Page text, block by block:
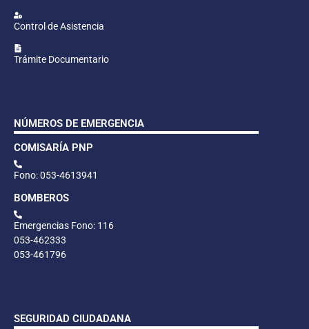
Control de Asistencia
Trámite Documentario
NÚMEROS DE EMERGENCIA
COMISARÍA PNP
Fono: 053-4613941
BOMBEROS
Emergencias Fono: 116
053-462333
053-461796
SEGURIDAD CIUDADANA